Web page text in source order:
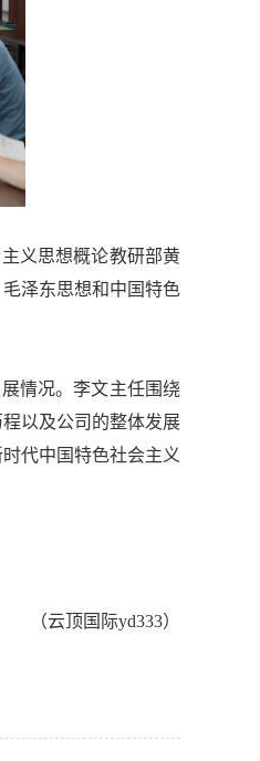
义思想概论教研部黄
泽东思想和中国特色
情况。李文主任围绕
以及公司的整体发展
代中国特色社会主义
（云顶国际yd333）